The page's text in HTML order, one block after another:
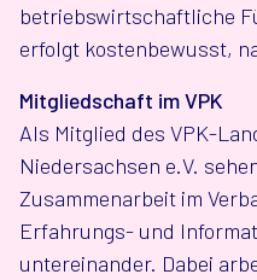
betriebswirtschaftliche
erfolgt kostenbewusst,
Mitgliedschaft im VPK
Als Mitglied des VPK-
Niedersachsen e.V.
Zusammenarbeit im
Erfahrungs- und
untereinander. Dabei